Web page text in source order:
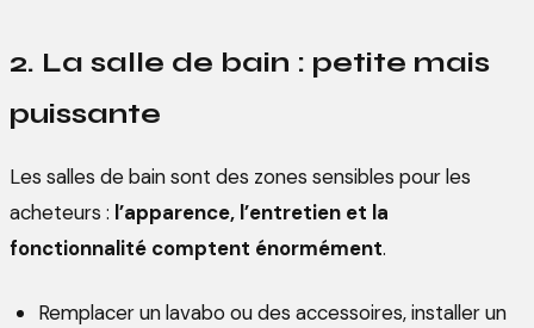
2. La salle de bain : petite mais
puissante
Les salles de bain sont des zones sensibles pour les
acheteurs : l’apparence, l’entretien et la
fonctionnalité comptent énormément.
Remplacer un lavabo ou des accessoires, installer un